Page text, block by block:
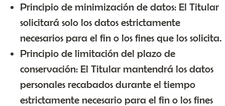
Principio de minimización de datos: El Titular
solicitará solo los datos estrictamente
necesarios para el fin o los fines que los solicita.
Principio de limitación del plazo de
conservación: El Titular mantendrá los datos
personales recabados durante el tiempo
estrictamente necesario para el fin o los fines